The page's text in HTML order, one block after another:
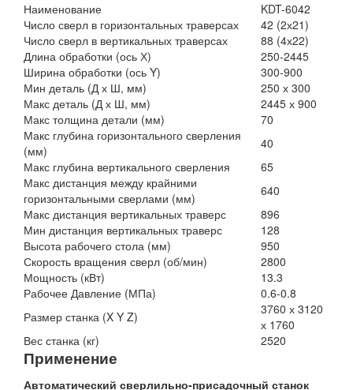
Наименование
KDT-6042
Число сверл в горизонтальных траверсах
42 (2х21)
Число сверл в вертикальных траверсах
88 (4х22)
Длина обработки (ось Х)
250-2445
Ширина обработки (ось Y)
300-900
Мин деталь (Д х Ш, мм)
250 х 300
Макс деталь (Д х Ш, мм)
2445 х 900
Макс толщина детали (мм)
70
Макс глубина горизонтального сверления
(мм)
40
Макс глубина вертикального сверления
65
Макс дистанция между крайними
горизонтальными сверлами (мм)
640
Макс дистанция вертикальных траверс
896
Мин дистанция вертикальных траверс
128
Высота рабочего стола (мм)
950
Скорость вращения сверл (об/мин)
2800
Мощность (кВт)
13.3
Рабочее Давление (МПа)
0.6-0.8
Размер станка (X Y Z)
3760 х 3120
х 1760
Вес станка (кг)
2520
Применение
Автоматический сверлильно-присадочный станок